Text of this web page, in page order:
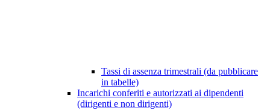
Tassi di assenza trimestrali (da pubblicare
in tabelle)
Incarichi conferiti e autorizzati ai dipendenti
(dirigenti e non dirigenti)